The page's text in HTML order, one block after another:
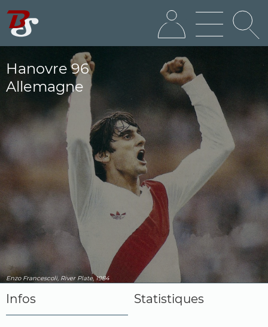
Hanovre 96
Allemagne
Enzo Francescoli, River Plate, 1984
Infos Statistiques